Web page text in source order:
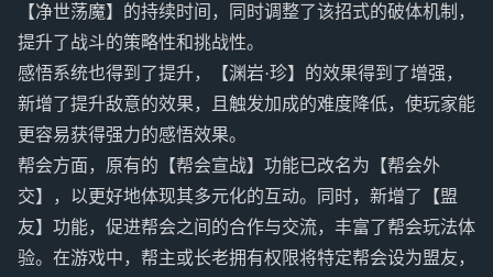
【净世荡魔】的持续时间，同时调整了该招式的破体机制，
提升了战斗的策略性和挑战性。
感悟系统也得到了提升，【渊岩·珍】的效果得到了增强，
新增了提升敌意的效果，且触发加成的难度降低，使玩家能
更容易获得强力的感悟效果。
帮会方面，原有的【帮会宣战】功能已改名为【帮会外
交】，以更好地体现其多元化的互动。同时，新增了【盟
友】功能，促进帮会之间的合作与交流，丰富了帮会玩法体
验。在游戏中，帮主或长老拥有权限将特定帮会设为盟友，